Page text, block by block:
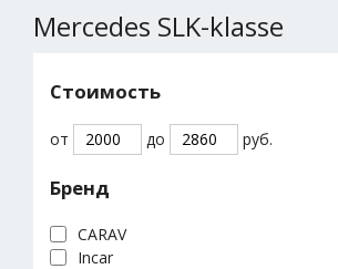
Mercedes SLK-klasse
Стоимость
от до руб.
Бренд
CARAV
Incar